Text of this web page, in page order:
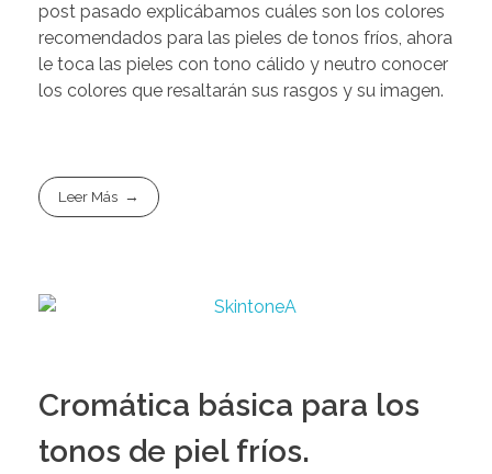
post pasado explicábamos cuáles son los colores
recomendados para las pieles de tonos fríos, ahora
le toca las pieles con tono cálido y neutro conocer
los colores que resaltarán sus rasgos y su imagen.
Leer Más
Cromática básica para los
tonos de piel fríos.